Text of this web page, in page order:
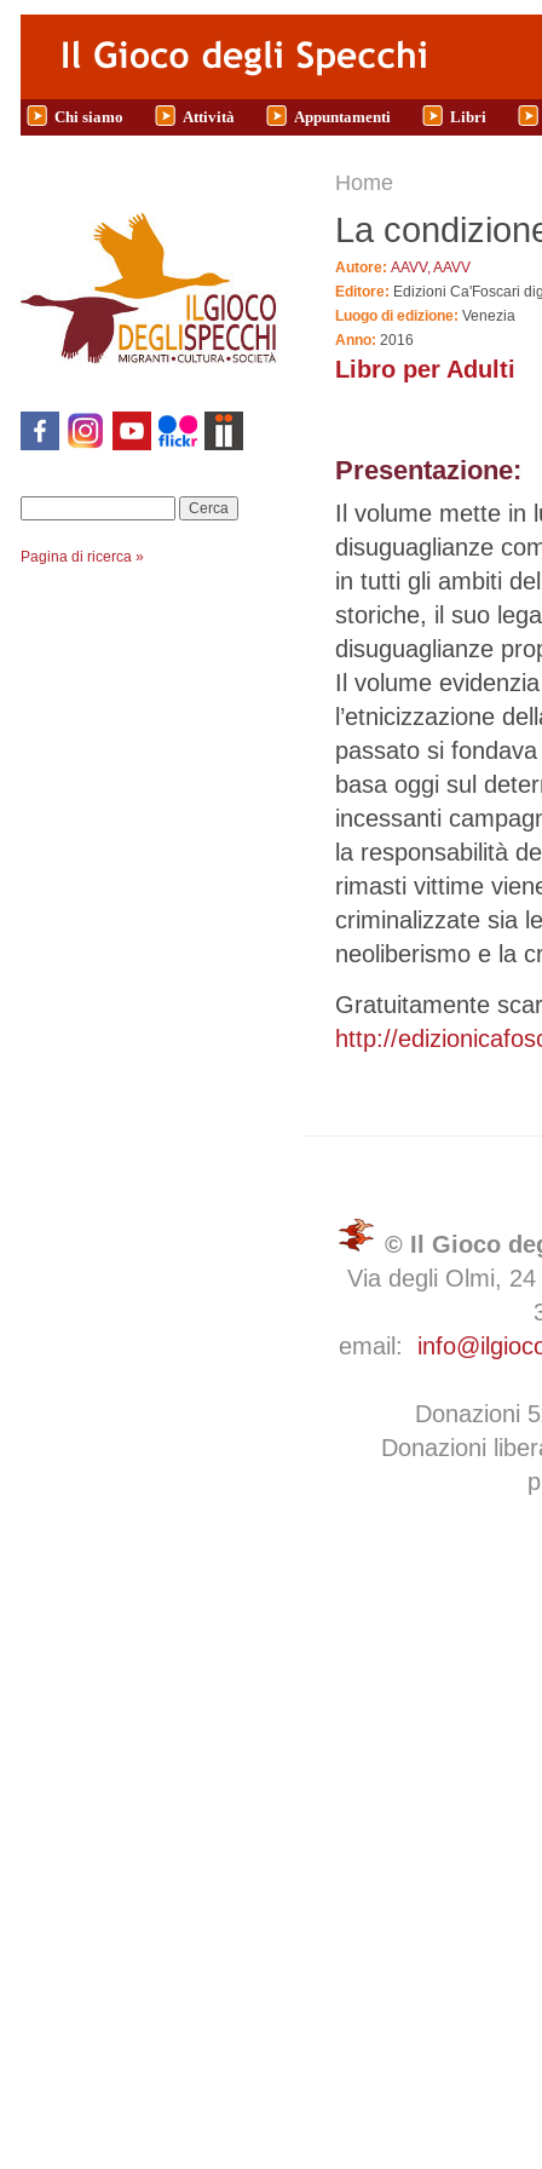
Salta al contenuto principale
Chi siamo Attività Appuntamenti Libri
Pagina di ricerca »
Tu sei qui
Home
La
Autore: AAVV, AAVV
Editore: Edizioni Ca'Foscari
Luogo di edizione: Venezia
Anno: 2016
Libro per Adulti
Presentazione:
Il volume mette in
disuguaglianze
in tutti gli ambiti
storiche, il suo
disuguaglianze
Il volume
l’etnicizzazione
passato si
basa oggi sul
incessanti
la responsabilità
rimasti vittime
criminalizzate sia
neoliberismo e la
Gratuitamente
http://
© Il Gioco
Via degli Olmi,
email:
Donazioni
Donazioni